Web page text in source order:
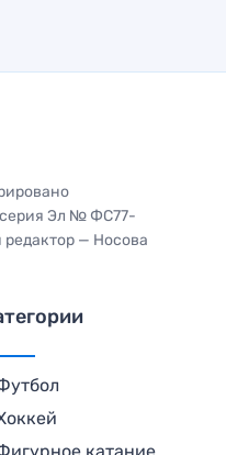
серия Эл № ФС77-
редактор — Носова